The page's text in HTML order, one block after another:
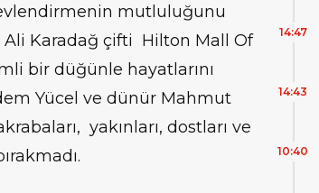
evlendirmenin mutluluğunu
Ali Karadağ çifti Hilton Mall Of
bir düğünle hayatlarını
Yücel ve dünür Mahmut
yakınları, dostları ve
14:47
14:43
10:40